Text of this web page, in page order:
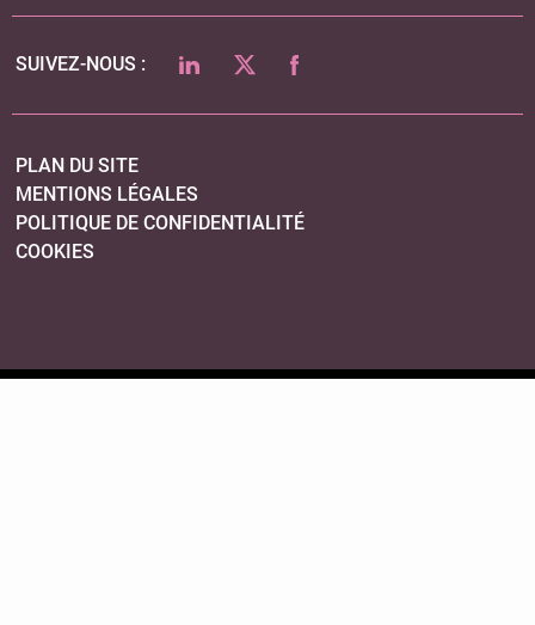
SUIVEZ-NOUS : LINKEDINTWITTERFACEBOOK
PLAN DU SITE
MENTIONS LÉGALES
POLITIQUE DE CONFIDENTIALITÉ
COOKIES